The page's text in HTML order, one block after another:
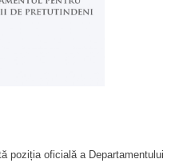
poziția oficială a Departamentului